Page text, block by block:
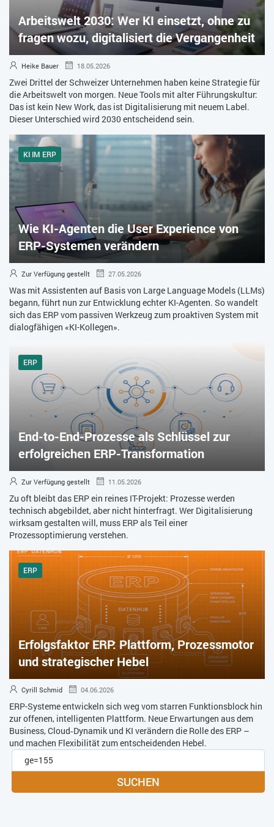
ZEITWIRTSCHAFT
Arbeitswelt 2030: Wer KI einsetzt, ohne zu
fragen wozu, digitalisiert die Vergangenheit
Heike Bauer 18.05.2026
Zwei Drittel der Schweizer Unternehmen haben keine Strategie für
die Arbeitswelt von morgen. Neue Tools mit alter Führungskultur:
Das ist kein New Work, das ist Digitalisierung mit neuem Label.
Dieser Unterschied wird 2030 entscheidend sein.
KI IM ERP
Wie KI-Agenten die User Experience von
ERP-Systemen verändern
Zur Verfügung gestellt 27.05.2026
Was mit Assistenten auf Basis von Large Language Models (LLMs)
begann, führt nun zur Entwicklung echter KI-Agenten. So wandelt
sich das ERP vom passiven Werkzeug zum proaktiven System mit
dialogfähigen «KI-Kollegen».
ERP
End-to-End-Prozesse als Schlüssel zur
erfolgreichen ERP-Transformation
Zur Verfügung gestellt 11.05.2026
Zu oft bleibt das ERP ein reines IT-Projekt: Prozesse werden
technisch abgebildet, aber nicht hinterfragt. Wer Digitalisierung
wirksam gestalten will, muss ERP als Teil einer
Prozessoptimierung verstehen.
ERP
Erfolgsfaktor ERP: Plattform, Prozessmotor
und strategischer Hebel
Cyrill Schmid 04.06.2026
ERP-Systeme entwickeln sich weg vom starren Funktionsblock hin
zur offenen, intelligenten Plattform. Neue Erwartungen aus dem
Business, Cloud‑Dynamik und KI verändern die Rolle des ERP –
und machen Flexibilität zum entscheidenden Hebel.
SUCHEN